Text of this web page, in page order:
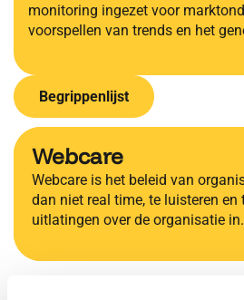
monitoring ingezet voor
voorspellen van trends en het
Begrippenlijst
Webcare
Webcare is het beleid van
dan niet real time, te luisteren en
uitlatingen over de organisatie